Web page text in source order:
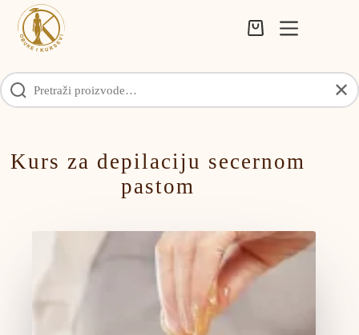
content
Shopping
✕
Kurs za depilaciju secernom
pastom